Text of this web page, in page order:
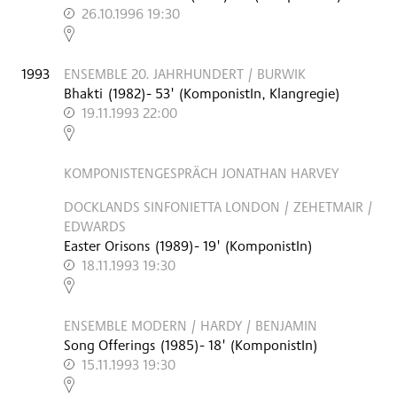
26.10.1996 19:30
,
1993
ENSEMBLE 20. JAHRHUNDERT / BURWIK
Bhakti (1982)- 53' (KomponistIn, Klangregie)
19.11.1993 22:00
,
KOMPONISTENGESPRÄCH JONATHAN HARVEY
DOCKLANDS SINFONIETTA LONDON / ZEHETMAIR /
EDWARDS
Easter Orisons (1989)- 19' (KomponistIn)
18.11.1993 19:30
,
ENSEMBLE MODERN / HARDY / BENJAMIN
Song Offerings (1985)- 18' (KomponistIn)
15.11.1993 19:30
,